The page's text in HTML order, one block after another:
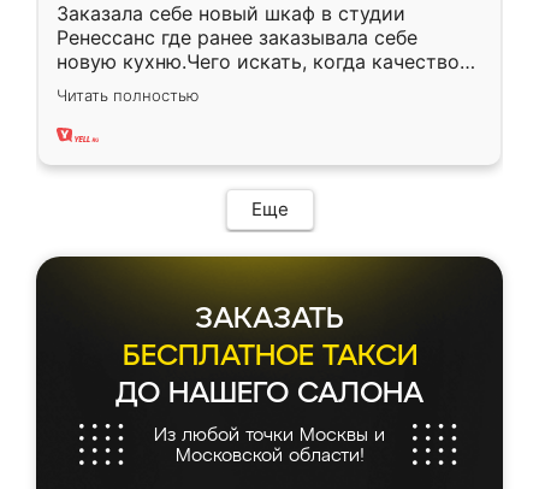
Заказала себе новый шкаф в студии
Ренессанс где ранее заказывала себе
новую кухню.Чего искать, когда качеством
вполне довольна. Служит кухня уже почти
два года, нареканий нет.
Читать полностью
Еще
ЗАКАЗАТЬ
БЕСПЛАТНОЕ ТАКСИ
ДО НАШЕГО САЛОНА
Из любой точки Москвы и
Московской области!